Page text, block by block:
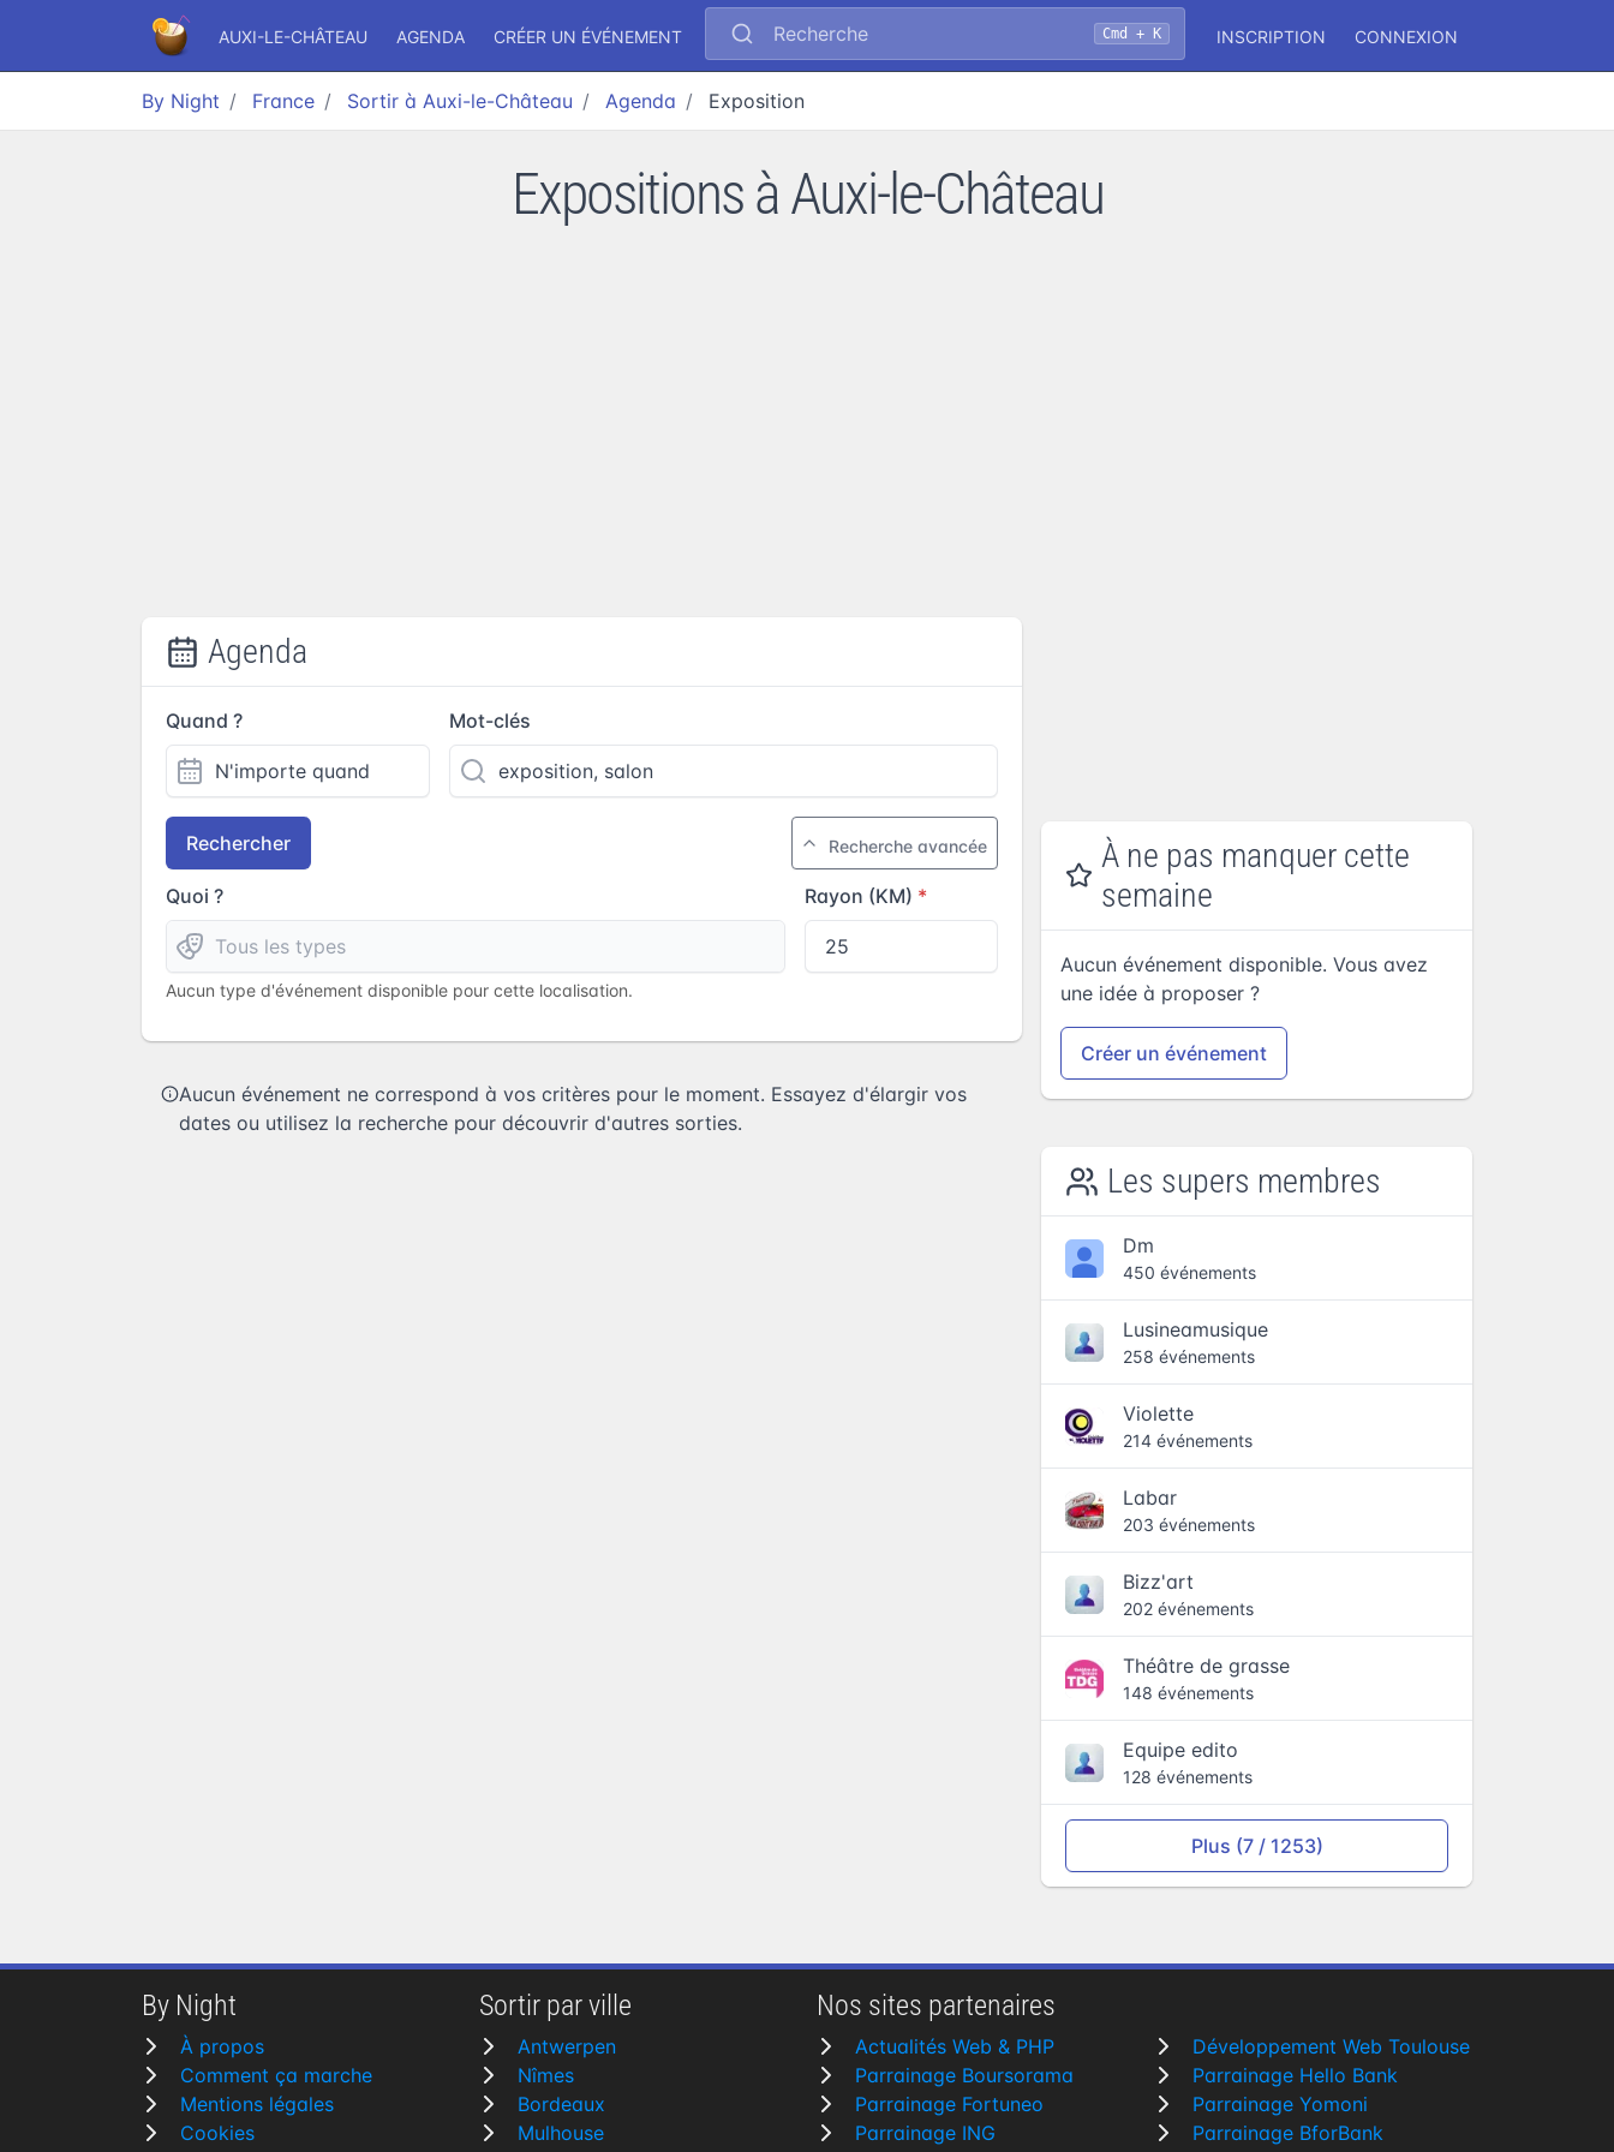
AUXI-LE-CHÂTEAU AGENDA CRÉER UN ÉVÉNEMENT Recherche Cmd + K INSCRIPTION CONNEXION
By Night France Sortir à Auxi-le-Château Agenda Exposition
Expositions à Auxi-le-Château
Agenda
Quand ? Mot-clés
Rechercher Recherche avancée
Quoi ?
Aucun type d'événement disponible pour cette localisation.
Rayon (KM)
Aucun événement ne correspond à vos critères pour le moment. Essayez d'élargir vos
dates ou utilisez la recherche pour découvrir d'autres sorties.
À ne pas manquer cette
semaine
Aucun événement disponible. Vous avez
une idée à proposer ?
Créer un événement
Les supers membres
Dm
450 événements
Lusineamusique
258 événements
Violette
214 événements
Labar
203 événements
Bizz'art
202 événements
Théâtre de grasse
148 événements
Equipe edito
128 événements
Plus (7 / 1253)
By Night
À propos
Comment ça marche
Mentions légales
Cookies
Sortir par ville
Antwerpen
Nîmes
Bordeaux
Mulhouse
Nos sites partenaires
Actualités Web & PHP
Parrainage Boursorama
Parrainage Fortuneo
Parrainage ING
Développement Web Toulouse
Parrainage Hello Bank
Parrainage Yomoni
Parrainage BforBank